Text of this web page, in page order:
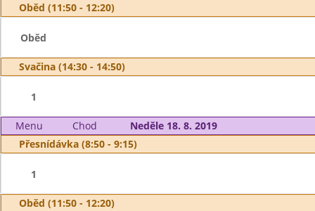
Oběd (11:50 - 12:20)
Oběd
Svačina (14:30 - 14:50)
1
Menu Chod
Neděle 18. 8. 2019
Přesnídávka (8:50 - 9:15)
1
Oběd (11:50 - 12:20)